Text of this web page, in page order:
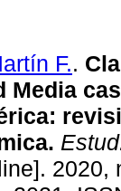
F..
Media
2020,